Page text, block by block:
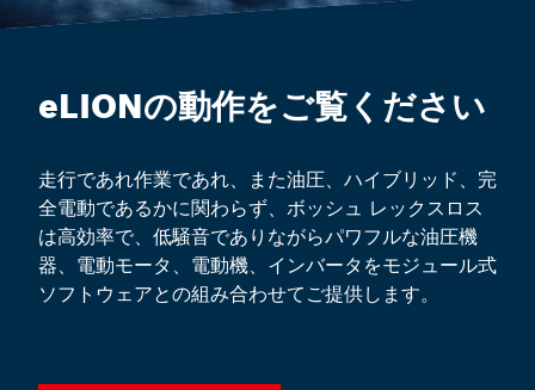
eLIONの動作をご覧ください
走行であれ作業であれ、また油圧、ハイブリッド、完
全電動であるかに関わらず、ボッシュ レックスロス
は高効率で、低騒音でありながらパワフルな油圧機
器、電動モータ、電動機、インバータをモジュール式
ソフトウェアとの組み合わせてご提供します。